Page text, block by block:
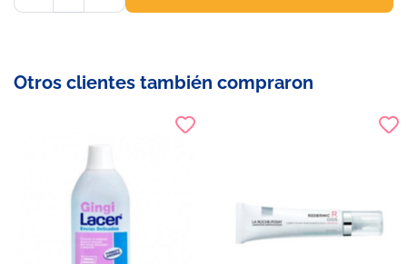
Otros clientes también compraron